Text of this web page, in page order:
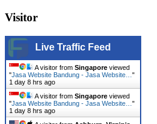
Visitor
Live Traffic Feed
A visitor from Singapore viewed
"Jasa Website Bandung - Jasa Website… "
1 day 8 hrs ago
A visitor from Singapore viewed
"Jasa Website Bandung - Jasa Website… "
1 day 8 hrs ago